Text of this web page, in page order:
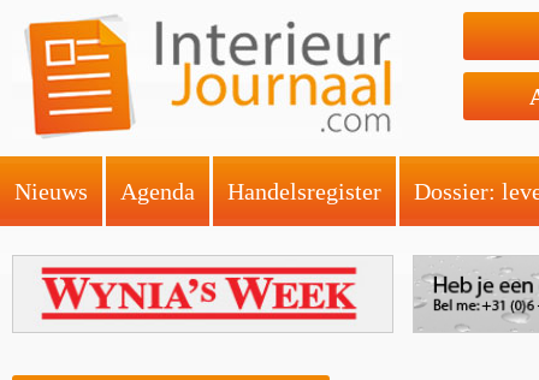
Nieuws Agenda Handelsregister Dossier: